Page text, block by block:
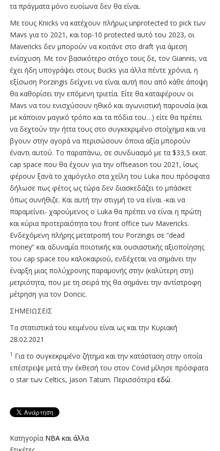
τα πράγματα μόνο ευοίωνα δεν θα είναι.
Με τους Knicks να κατέχουν πλήρως unprotected το pick των
Mavs για το 2021, και top-10 protected αυτό του 2023, οι
Mavericks δεν μπορούν να κοιτάνε στο draft για άμεση
ενίσχυση. Με τον βασικότερο στόχο τους δε, τον Giannis, να
έχει ήδη υπογράψει στους Bucks για άλλα πέντε χρόνια, η
εξίσωση Porzingis δείχνει να είναι αυτή που από κάθε άποψη
θα καθορίσει την επόμενη τριετία. Είτε θα καταφέρουν οι
Mavs να του ενισχύσουν ηθικό και αγωνιστική παρουσία (και
με κάποιον μαγικό τρόπο και τα πόδια του…) είτε θα πρέπει
να δεχτούν την ήττα τους στο συγκεκριμένο στοίχημα και να
βγουν στην αγορά να περισώσουν όποια αξία μπορούν
έναντι αυτού. Το παραπάνω, σε συνδυασμό με τα $33,5 εκατ.
cap space που θα έχουν για την offseason του 2021, ίσως
φέρουν ξανά το χαμόγελο στα χείλη του Luka που πρόσφατα
δήλωσε πως φέτος ως τώρα δεν διασκεδάζει το μπάσκετ
όπως συνήθιζε. Και αυτή την στιγμή το να είναι -και να
παραμείνει- χαρούμενος ο Luka θα πρέπει να είναι η πρώτη
και κύρια προτεραιότητα του front office των Mavericks.
Ενδεχόμενη πλήρης μετατροπή του Porzingis σε “dead
money” και αδυναμία ποιοτικής και ουσιαστικής αξιοποίησης
του cap space του καλοκαιριού, ενδέχεται να σημάνει την
έναρξη μιας πολύχρονης παραμονής στην (καλύτερη στη)
μετριότητα, που με τη σειρά της θα σημάνει την αντίστροφη
μέτρηση για τον Doncic.
ΣΗΜΕΙΩΣΕΙΣ
Τα στατιστικά του κειμένου είναι ως και την Κυριακή
28.02.2021
1 Για το συγκεκριμένο ζήτημα και την κατάσταση στην οποία
επέστρεψε μετά την έκθεσή του στον Covid μίλησε πρόσφατα
ο star των Celtics, Jason Tatum. Περισσότερα εδώ.
Κατηγορία NBA και άλλα